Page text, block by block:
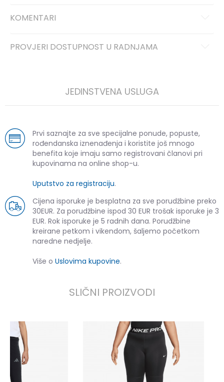
KOMENTARI
PROVJERI DOSTUPNOST U RADNJAMA
JEDINSTVENA USLUGA
Prvi saznajte za sve specijalne ponude, popuste,
rođendanska iznenađenja i koristite još mnogo
benefita koje imaju samo registrovani članovi pri
kupovinama na online shop-u.
Uputstvo za registraciju.
Cijena isporuke je besplatna za sve porudžbine preko
30EUR. Za porudžbine ispod 30 EUR trošak isporuke je 3
EUR. Rok isporuke je 5 radnih dana. Porudžbine
kreirane petkom i vikendom, šaljemo početkom
naredne nedjelje.
Više o Uslovima kupovine.
SLIČNI PROIZVODI